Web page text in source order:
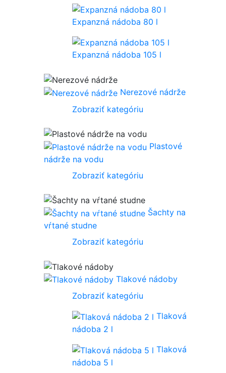
Expanzná nádoba 80 l
Expanzná nádoba 105 l
Nerezové nádrže
Zobraziť kategóriu
Plastové
nádrže na vodu
Zobraziť kategóriu
Šachty na
vŕtané studne
Zobraziť kategóriu
Tlakové nádoby
Zobraziť kategóriu
Tlaková
nádoba 2 l
Tlaková
nádoba 5 l